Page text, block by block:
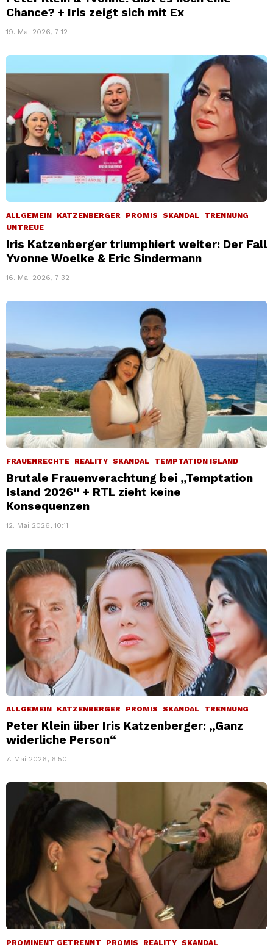
Chance? + Iris zeigt sich mit Ex
19. Mai 2026, 7:12
ALLGEMEIN KATZENBERGER PROMIS SKANDAL
TRENNUNG
UNTREUE
Iris Katzenberger triumphiert weiter: Der Fall
Yvonne Woelke & Eric Sindermann
16. Mai 2026, 7:32
FRAUENRECHTE REALITY SKANDAL TEMPTATION ISLAND
Brutale Frauenverachtung bei „Temptation
Island 2026“ + RTL zieht keine
Konsequenzen
12. Mai 2026, 10:11
ALLGEMEIN KATZENBERGER PROMIS SKANDAL TRENNUNG
Peter Klein über Iris Katzenberger: „Ganz
widerliche Person“
7. Mai 2026, 6:50
PROMINENT GETRENNT PROMIS REALITY SKANDAL